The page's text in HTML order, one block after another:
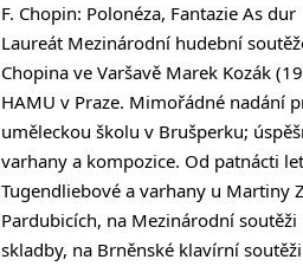
F. Chopin: Polonéza, Fantazie As dur
Laureát Mezinárodní hudební
Chopina ve Varšavě Marek Kozák
HAMU v Praze. Mimořádné nadání
uměleckou školu v Brušperku;
varhany a kompozice. Od patnácti
Tugendliebové a varhany u Martiny
Pardubicích, na Mezinárodní
skladby, na Brněnské klavírní